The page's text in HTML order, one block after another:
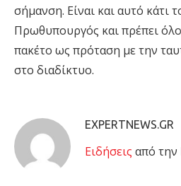
σήμανση. Είναι και αυτό κάτι
Πρωθυπουργός και πρέπει
πακέτο ως πρόταση με την
στο διαδίκτυο.
EXPERTNEWS.GR
Eιδήσεις από την